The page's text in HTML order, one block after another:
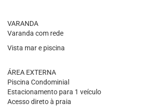
VARANDA
Varanda com rede
Vista mar e piscina
ÁREA EXTERNA
Piscina Condominial
Estacionamento para 1 veículo
Acesso direto à praia